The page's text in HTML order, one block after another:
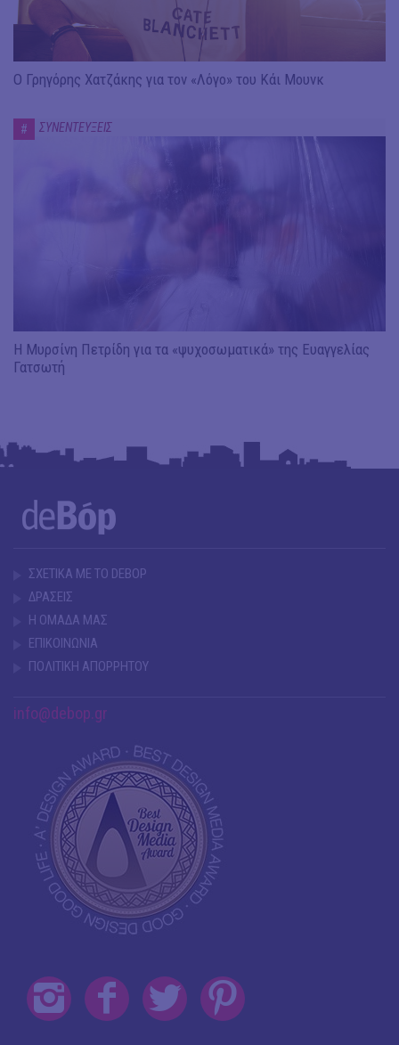
Ο Γρηγόρης Χατζάκης για τον «Λόγο» του Κάι Μουνκ
# ΣΥΝΕΝΤΕΥΞΕΙΣ
Η Μυρσίνη Πετρίδη για τα «ψυχοσωματικά» της Ευαγγελίας
Γατσωτή
ΣΧΕΤΙΚΑ ΜΕ ΤΟ DEBOP
ΔΡΑΣΕΙΣ
Η ΟΜΑΔΑ ΜΑΣ
ΕΠΙΚΟΙΝΩΝΙΑ
ΠΟΛΙΤΙΚΗ ΑΠΟΡΡΗΤΟΥ
info@debop.gr